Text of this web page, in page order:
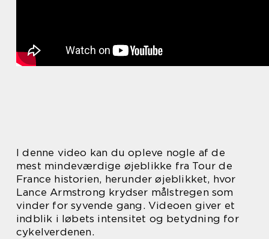
I denne video kan du opleve nogle af de
mest mindeværdige øjeblikke fra Tour de
France historien, herunder øjeblikket, hvor
Lance Armstrong krydser målstregen som
vinder for syvende gang. Videoen giver et
indblik i løbets intensitet og betydning for
cykelverdenen.